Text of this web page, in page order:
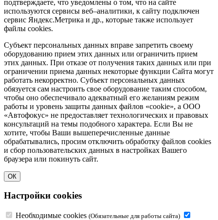
подтверждаете, что уведомлены о том, что на сайте
используются сервисы веб–аналитики, к сайту подключен
сервис Яндекс.Метрика и др., которые также использует
файлы cookies.
Субъект персональных данных вправе запретить своему
оборудованию прием этих данных или ограничить прием
этих данных. При отказе от получения таких данных или при
ограничении приема данных некоторые функции Сайта могут
работать некорректно. Субъект персональных данных
обязуется сам настроить свое оборудование таким способом,
чтобы оно обеспечивало адекватный его желаниям режим
работы и уровень защиты данных файлов «cookie», а ООО
«Автофокус» не предоставляет технологических и правовых
консультаций на темы подобного характера. Если Вы не
хотите, чтобы Ваши вышеперечисленные данные
обрабатывались, просим отключить обработку файлов cookies
и сбор пользовательских данных в настройках Вашего
браузера или покинуть сайт.
ОК
Настройки cookies
Необходимые cookies (Обязательные для работы сайта)